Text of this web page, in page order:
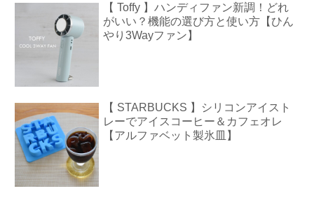
【 Toffy 】ハンディファン新調！どれ
がいい？機能の選び方と使い方【ひん
やり3Wayファン】
【 STARBUCKS 】シリコンアイスト
レーでアイスコーヒー＆カフェオレ
【アルファベット製氷皿】